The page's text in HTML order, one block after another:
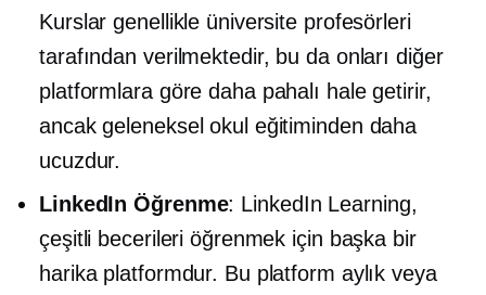
Kurslar genellikle üniversite profesörleri
tarafından verilmektedir, bu da onları diğer
platformlara göre daha pahalı hale getirir,
ancak geleneksel okul eğitiminden daha
ucuzdur.
LinkedIn Öğrenme: LinkedIn Learning,
çeşitli becerileri öğrenmek için başka bir
harika platformdur. Bu platform aylık veya